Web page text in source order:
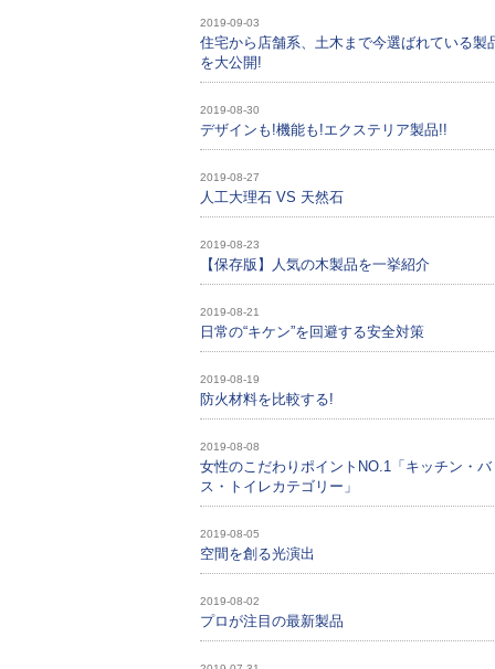
2019-09-03
住宅から店舗系、土木まで今選ばれている製
を大公開!
2019-08-30
デザインも!機能も!エクステリア製品!!
2019-08-27
人工大理石 VS 天然石
2019-08-23
【保存版】人気の木製品を一挙紹介
2019-08-21
日常の“キケン”を回避する安全対策
2019-08-19
防火材料を比較する!
2019-08-08
女性のこだわりポイントNO.1「キッチン・バ
ス・トイレカテゴリー」
2019-08-05
空間を創る光演出
2019-08-02
プロが注目の最新製品